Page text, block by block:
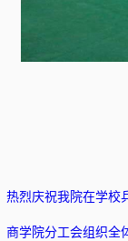
热烈庆祝我院在学校
商学院分工会组织全